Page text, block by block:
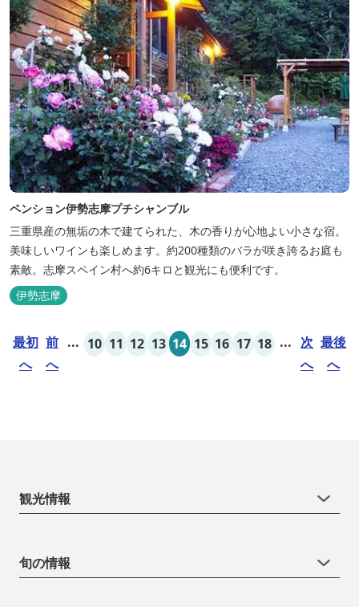
ペンション伊勢志摩プチシャンブル
三重県産の無垢の木で建てられた、木の香りが心地よい小さな宿。
美味しいワインも楽しめます。約200種類のバラが咲き誇るお庭も
素敵。志摩スペイン村へ約6キロと観光にも便利です。
伊勢志摩
最初
へ
前
へ
... 10 11 12 13 14 15 16 17 18 ... 次
へ
最後
へ
観光情報
旬の情報